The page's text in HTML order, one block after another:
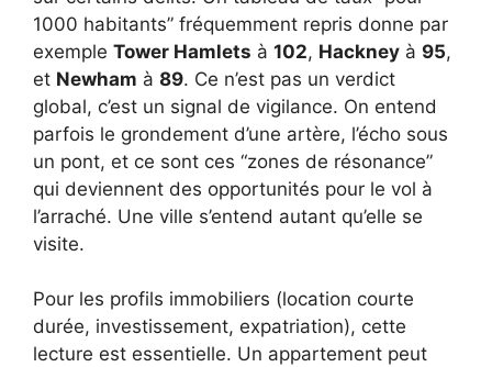
1000 habitants” fréquemment repris donne par
exemple Tower Hamlets à 102, Hackney à 95,
et Newham à 89. Ce n’est pas un verdict
global, c’est un signal de vigilance. On entend
parfois le grondement d’une artère, l’écho sous
un pont, et ce sont ces “zones de résonance”
qui deviennent des opportunités pour le vol à
l’arraché. Une ville s’entend autant qu’elle se
visite.
Pour les profils immobiliers (location courte
durée, investissement, expatriation), cette
lecture est essentielle. Un appartement peut